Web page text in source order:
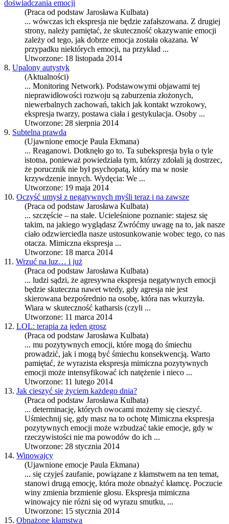
doświadczania emocji
(Praca od podstaw Jarosława Kulbata)
... wówczas ich ekspresja nie będzie zafałszowana. Z drugiej
strony, należy pamiętać, że skuteczność okazywanie emocji
zależy od tego, jak dobrze emocja została okazana. W
przypadku niektórych emocji, na przykład ...
Utworzone: 18 listopada 2014
8. Upalony autystyk
(Aktualności)
... Monitoring Network). Podstawowymi objawami tej
nieprawidłowości rozwoju są zaburzenia złożonych,
niewerbalnych zachowań, takich jak kontakt wzrokowy,
ekspresja twarzy, postawa ciała i gestykulacja. Osoby ...
Utworzone: 28 sierpnia 2014
9. Subtelna prawda
(Ujawnione emocje Paula Ekmana)
... Reaganowi. Dotknęło go to. Ta subekspresja była o tyle
istotna, ponieważ powiedziała tym, którzy zdołali ją dostrzec,
że porucznik nie był psychopatą, który ma w nosie
krzywdzenie innych. Wydęcia: We ...
Utworzone: 19 maja 2014
10. Oczyść umysł z negatywnych myśli teraz i na zawsze
(Praca od podstaw Jarosława Kulbata)
... szczęście – na stałe. Ucieleśnione poznanie: stajesz się
takim, na jakiego wyglądasz Zwróćmy uwagę na to, jak nasze
ciało odzwierciedla nasze ustosunkowanie wobec tego, co nas
otacza. Mimiczna ekspresja ...
Utworzone: 18 marca 2014
11. Wrzuć na luz… i już
(Praca od podstaw Jarosława Kulbata)
... ludzi sądzi, że agresywna ekspresja negatywnych emocji
będzie skuteczna nawet wtedy, gdy agresja nie jest
skierowana bezpośrednio na osobę, która nas wkurzyła.
Wiara w skuteczność katharsis (czyli ...
Utworzone: 11 marca 2014
12. LOL: terapia za jeden grosz
(Praca od podstaw Jarosława Kulbata)
... mu pozytywnych emocji, które mogą do śmiechu
prowadzić, jak i mogą być śmiechu konsekwencją. Warto
pamiętać, że wyrazista ekspresja mimiczna pozytywnych
emocji może intensyfikować ich natężenie i nieco ...
Utworzone: 11 lutego 2014
13. Jak cieszyć się życiem każdego dnia?
(Praca od podstaw Jarosława Kulbata)
... determinację, których owocami możemy się cieszyć.
Uśmiechnij się, gdy masz na to ochotę Mimiczna ekspresja
pozytywnych emocji może wzbudzać takie emocje, gdy w
rzeczywistości nie ma powodów do ich ...
Utworzone: 28 stycznia 2014
14. Winowajcy
(Ujawnione emocje Paula Ekmana)
... się czyjeś zaufanie, powiązane z kłamstwem na ten temat,
stanowi drugą emocję, która może obnażyć kłamcę. Poczucie
winy zmienia brzmienie głosu. Ekspresja mimiczna
winowajcy nie różni się od wyrazu smutku, ...
Utworzone: 15 stycznia 2014
15. Obnażone kłamstwa